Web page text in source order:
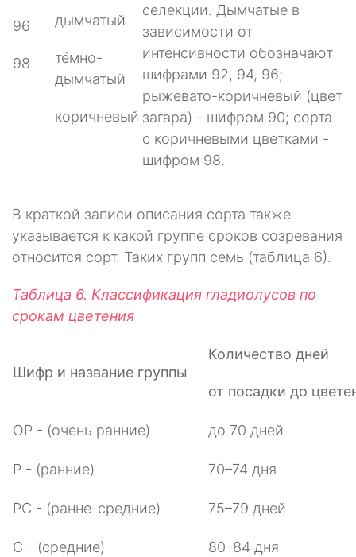
96
98
дымчатый
тёмно-
дымчатый
коричневый
селекции. Дымчатые в
зависимости от
интенсивности обозначают
шифрами 92, 94, 96;
рыжевато-коричневый (цвет
загара) - шифром 90; сорта
с коричневыми цветками -
шифром 98.
В краткой записи описания сорта также
указывается к какой группе сроков созревания
относится сорт. Таких групп семь (таблица 6).
Таблица 6. Классификация гладиолусов по
срокам цветения
Шифр и название группы
Количество дней
от посадки до
ОР - (очень ранние) до 70 дней
Р - (ранние) 70–74 дня
РС - (ранне-средние) 75–79 дней
С - (средние) 80–84 дня